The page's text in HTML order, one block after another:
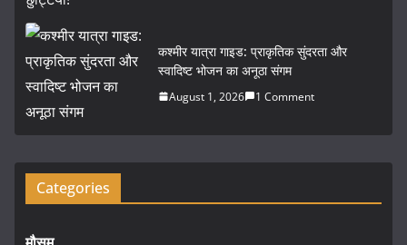
कश्मीर यात्रा गाइड: प्राकृतिक सुंदरता और
स्वादिष्ट भोजन का अनूठा संगम
August 1, 2026 1 Comment
Categories